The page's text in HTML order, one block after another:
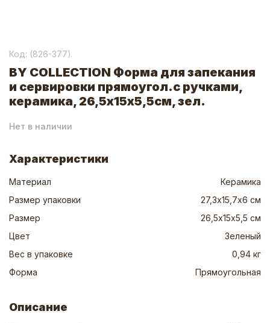
Код: (826-377)
BY COLLECTION Форма для запекания
и сервировки прямоугол.с ручками,
керамика, 26,5х15х5,5см, зел.
Нет в наличии
Характеристики
Материал
Керамика
Размер упаковки
27,3х15,7х6 см
Размер
26,5х15х5,5 см
Цвет
Зеленый
Вес в упаковке
0,94 кг
Форма
Прямоугольная
Описание